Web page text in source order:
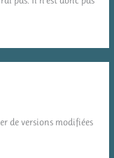
de versions modifiées